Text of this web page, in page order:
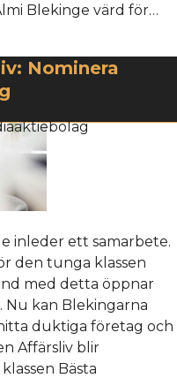
Blekinge värd för…
Nominera
inleder ett samarbete.
den tunga klassen
med detta öppnar
kan Blekingarna
duktiga företag och
Affärsliv blir
Bästa